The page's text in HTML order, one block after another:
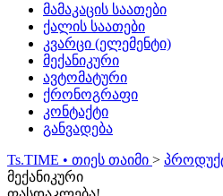
მამაკაცის საათები
ქალის საათები
კვარცი (ელემენტი)
მექანიკური
ავტომატური
ქრონოგრაფი
კონტაქტი
განვადება
Ts.TIME • თიეს თაიმი >
მექანიკური